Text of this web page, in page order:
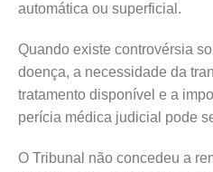
automática ou superficial.
Quando existe controvérsia
doença, a necessidade da
tratamento disponível e a
perícia médica judicial pode
O Tribunal não concedeu a